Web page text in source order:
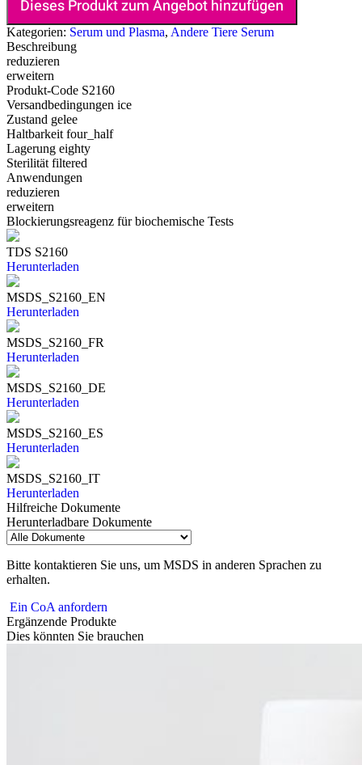
Dieses Produkt zum Angebot hinzufügen
Kategorien: Serum und Plasma, Andere Tiere Serum
Beschreibung
reduzieren
erweitern
Produkt-Code S2160
Versandbedingungen ice
Zustand gelee
Haltbarkeit four_half
Lagerung eighty
Sterilität filtered
Anwendungen
reduzieren
erweitern
Blockierungsreagenz für biochemische Tests
TDS S2160
Herunterladen
MSDS_S2160_EN
Herunterladen
MSDS_S2160_FR
Herunterladen
MSDS_S2160_DE
Herunterladen
MSDS_S2160_ES
Herunterladen
MSDS_S2160_IT
Herunterladen
Hilfreiche Dokumente
Herunterladbare Dokumente
Bitte kontaktieren Sie uns, um MSDS in anderen Sprachen zu
erhalten.
Ein CoA anfordern
Ergänzende Produkte
Dies könnten Sie brauchen